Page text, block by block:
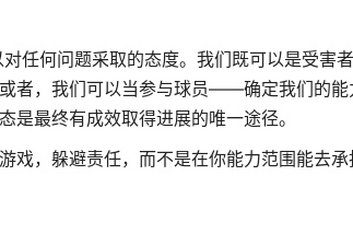
任何问题采取的态度。我们既可以是受
者，我们可以当参与球员——确定我们的
最终有成效取得进展的唯一途径。
，躲避责任，而不是在你能力范围能去